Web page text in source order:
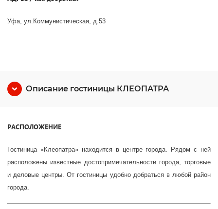
Уфа, ул.Коммунистическая, д.53
Описание гостиницы КЛЕОПАТРА
РАСПОЛОЖЕНИЕ
Гостиница «Клеопатра» находится в центре города. Рядом с ней
расположены известные достопримечательности города, торговые
и деловые центры. От гостиницы удобно добраться в любой район
города.